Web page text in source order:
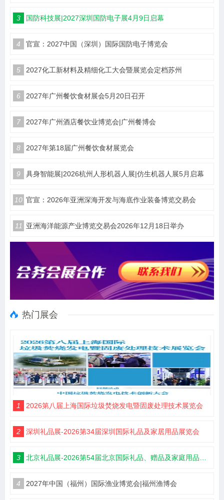
3 国防科技展|2027深圳国防电子展4月9日启幕
4 官宣：2027中国（深圳）国际国防电子博览会
5 2027化工新材料及精细化工大会暨展览会定档苏州
6 2027年广州餐饮食材展会5月20日召开
7 2027年广州酒店餐饮业博览会|广州餐博会
8 2027年第18届广州餐饮食材展览会
9 具身智能展|2026杭州人形机器人展|仿生机器人展5月启幕
10 官宣：2026年亚洲深海开发与海底作业装备博览交易会
11 亚洲海洋能源产业博览交易会2026年12月18日举办
热门展会
1 2026第八届上海国际垃圾焚烧发电暨固废处理技术展览会
2 深圳礼品展-2026第34届深圳国际礼品及家居用品展览会
3 北京礼品展-2026第54届北京国际礼品、赠品及家庭用品展览会
4 2027年中国（福州）国际渔业博览会|福州渔博会